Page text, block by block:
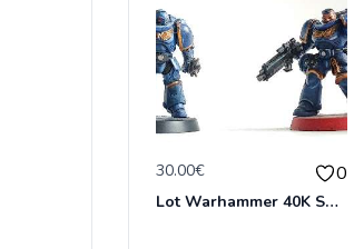
30.00€ 0
Lot Warhammer 40K Space Marines & Raven